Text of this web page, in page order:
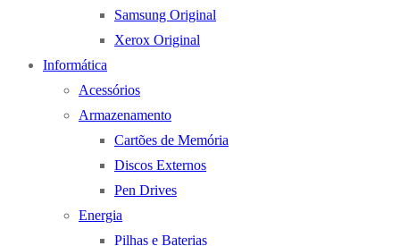
Samsung Original
Xerox Original
Informática
Acessórios
Armazenamento
Cartões de Memória
Discos Externos
Pen Drives
Energia
Pilhas e Baterias